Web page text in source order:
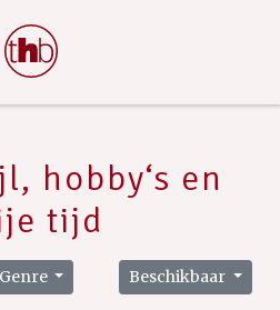
hobby‘s en
tijd
Genre Beschikbaar